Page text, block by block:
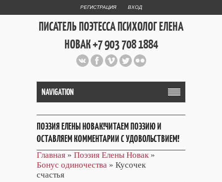
РЕГИСТРАЦИЯ ВХОД
ПИСАТЕЛЬ ПОЭТЕССА ПСИХОЛОГ ЕЛЕНА
НОВАК +7 903 708 1884
Официальный сайт репетитора
и Web Дизайнера Елены Новак
NAVIGATION
ПОЭЗИЯ ЕЛЕНЫ НОВАК!ЧИТАЕМ ПОЭЗИЮ И
ОСТАВЛЯЕМ КОММЕНТАРИИ С УДОВОЛЬСТВИЕМ!
Главная » Поэзия Елены Новак»
Бонус одиночества » Кусочек
счастья